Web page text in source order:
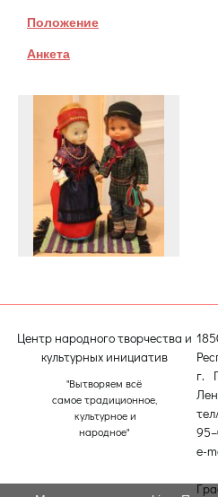
Положение
Анкета
Центр народного творчества и
культурных инициатив
"Вытворяем всё
самое традиционное,
культурное и
народное"
г.
e-